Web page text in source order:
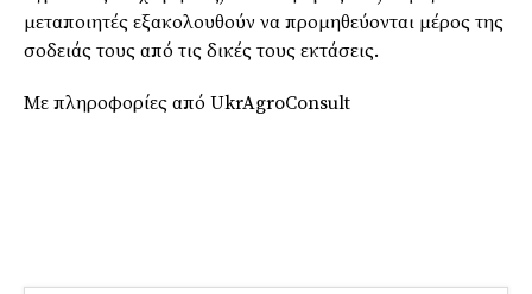
μεταποιητές εξακολουθούν να προμηθεύονται μέρος της
σοδειάς τους από τις δικές τους εκτάσεις.
Με πληροφορίες από UkrAgroConsult